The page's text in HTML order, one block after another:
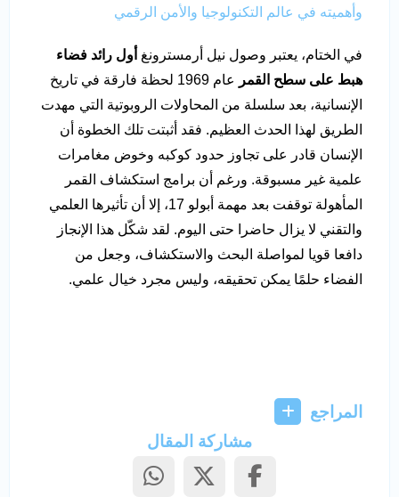
وأهميته في عالم التكنولوجيا والأمن الرقمي
في الختام، يعتبر وصول نيل أرمسترونغ أول رائد فضاء
هبط على سطح القمر
عام 1969 لحظة فارقة في تاريخ
الإنسانية، بعد سلسلة من المحاولات الروبوتية التي مهدت
الطريق لهذا الحدث العظيم. فقد أثبتت تلك الخطوة أن
الإنسان قادر على تجاوز حدود كوكبه وخوض مغامرات
علمية غير مسبوقة. ورغم أن برامج استكشاف القمر
المأهولة توقفت بعد مهمة أبولو 17، إلا أن تأثيرها العلمي
والتقني لا يزال حاضرا حتى اليوم. لقد شكّل هذا الإنجاز
دافعا قويا لمواصلة البحث والاستكشاف، وجعل من
الفضاء حلمًا يمكن تحقيقه، وليس مجرد خيال علمي.
المراجع
مشاركة المقال